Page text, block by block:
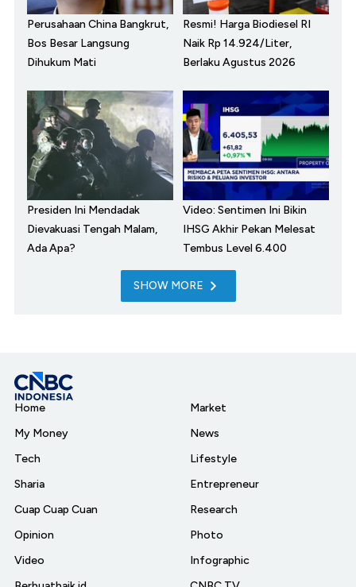
Perusahaan China Bangkrut,
Bos Besar Langsung
Dihukum Mati
Resmi! Harga Biodiesel RI
Naik Rp 14.924/Liter,
Berlaku Agustus 2026
Presiden Ini Mendadak
Dievakuasi Tengah Malam,
Ada Apa?
Video: Sentimen Ini Bikin
IHSG Akhir Pekan Melesat
Tembus Level 6.400
SHOW MORE
Home
My Money
Tech
Sharia
Cuap Cuap Cuan
Opinion
Video
Market
News
Lifestyle
Entrepreneur
Research
Photo
Infographic